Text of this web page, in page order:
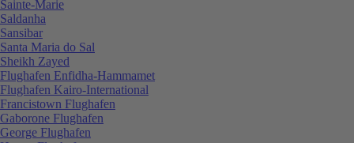
Sainte-Marie
Saldanha
Sansibar
Santa Maria do Sal
Sheikh Zayed
Flughafen Enfidha-Hammamet
Flughafen Kairo-International
Francistown Flughafen
Gaborone Flughafen
George Flughafen